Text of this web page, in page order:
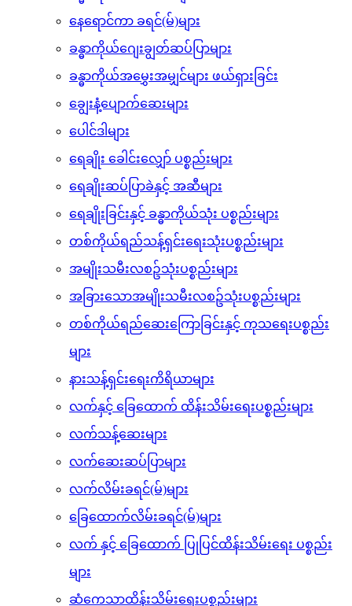
လိုးရှင်းများ
ခန္ဓာကိုယ်လိမ်းအဆီများ
နေရောင်ကာ ခရင်(မ်)များ
ခန္ဓာကိုယ်ဂျေးချွတ်ဆပ်ပြာများ
ခန္ဓာကိုယ်အမွှေးအမျှင်များ ဖယ်ရှားခြင်း
ချွေးနံ့ပျောက်ဆေးများ
ပေါင်ဒါများ
ရေချိုး ခေါင်းလျှော် ပစ္စည်းများ
ရေချိုးဆပ်ပြာခဲနှင့် အဆီများ
ရေချိုးခြင်းနှင့် ခန္ဓာကိုယ်သုံး ပစ္စည်းများ
တစ်ကိုယ်ရည်သန့်ရှင်းရေးသုံးပစ္စည်းများ
အမျိုးသမီးလစဥ်သုံးပစ္စည်းများ
အခြားသောအမျိုးသမီးလစဥ်သုံးပစ္စည်းများ
တစ်ကိုယ်ရည်ဆေးကြောခြင်းနှင့် ကုသရေးပစ္စည်း
များ
နားသန့်ရှင်းရေးကိရိယာများ
လက်နှင့် ခြေထောက် ထိန်းသိမ်းရေးပစ္စည်းများ
လက်သန့်ဆေးများ
လက်ဆေးဆပ်ပြာများ
လက်လိမ်းခရင်(မ်)များ
ခြေထောက်လိမ်းခရင်(မ်)များ
လက် နှင့် ခြေထောက် ပြုပြင်ထိန်းသိမ်းရေး ပစ္စည်း